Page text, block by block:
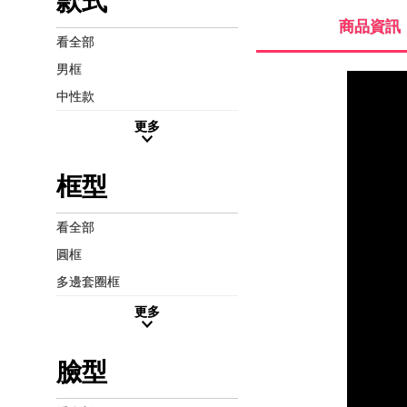
看全部
男框
中性款
更多
框型
看全部
圓框
多邊套圈框
更多
臉型
商品資訊